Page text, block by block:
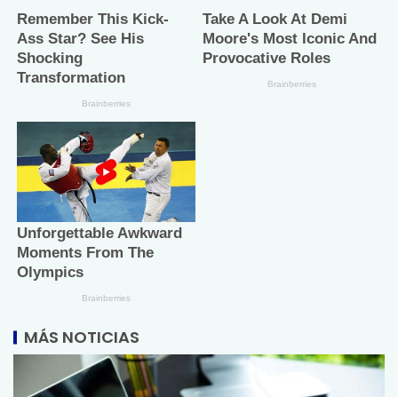
MÁS NOTICIAS